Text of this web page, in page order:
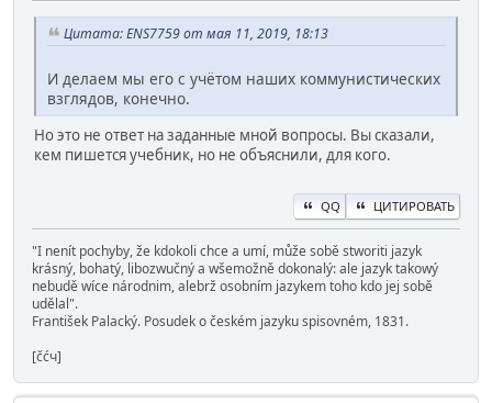
Цитата: ENS7759 от мая 11, 2019, 18:13
И делаем мы его с учётом наших коммунистических
взглядов, конечно.
Но это не ответ на заданные мной вопросы. Вы сказали,
кем пишется учебник, но не объяснили, для кого.
QQ ЦИТИРОВАТЬ
"I nenít pochyby, že kdokoli chce a umí, může sobě stworiti jazyk
krásný, bohatý, libozwučný a wšemožně dokonalý: ale jazyk takowý
nebudě wíce národnim, alebrž osobním jazykem toho kdo jej sobě
udělal".
František Palacký. Posudek o českém jazyku spisovném, 1831.
[čćч]